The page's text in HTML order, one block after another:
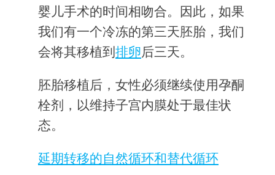
婴儿手术的时间相吻合。因此，如果
我们有一个冷冻的第三天胚胎，我们
会将其移植到 排卵后三天。
胚胎移植后，女性必须继续使用孕酮
栓剂，以维持子宫内膜处于最佳状
态。
延期转移的自然循环和替代循环